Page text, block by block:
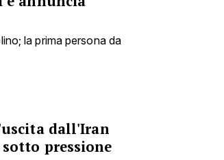
la prima persona da
dall'Iran
pressione